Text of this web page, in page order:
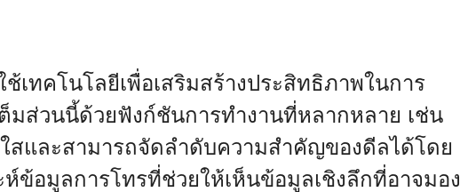
เทคโนโลยีเพื่อเสริมสร้างประสิทธิภาพในการ
ต็มส่วนนี้ด้วยฟังก์ชันการทำงานที่หลากหลาย เช่น
ใสและสามารถจัดลำดับความสำคัญของดีลได้โดย
ห์ข้อมูลการโทรที่ช่วยให้เห็นข้อมูลเชิงลึกที่อาจมอง